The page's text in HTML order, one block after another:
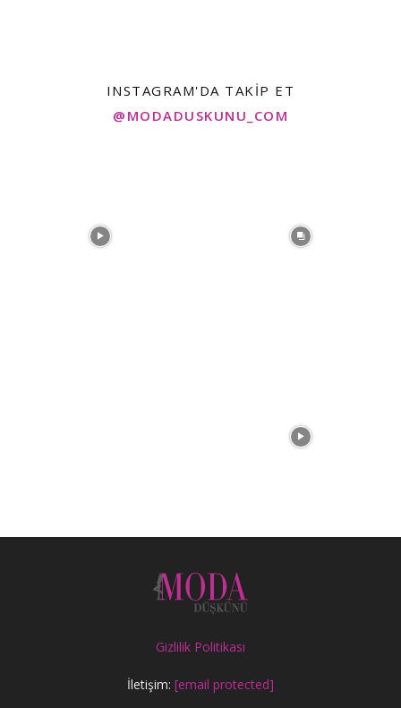
INSTAGRAM'DA TAKIP ET
@MODADUSKUNU_COM
Gizlilik Politikası
İletişim: [email protected]